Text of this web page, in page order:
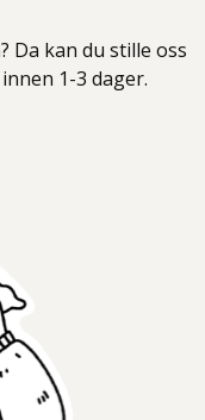
Da kan du stille oss
1-3 dager.